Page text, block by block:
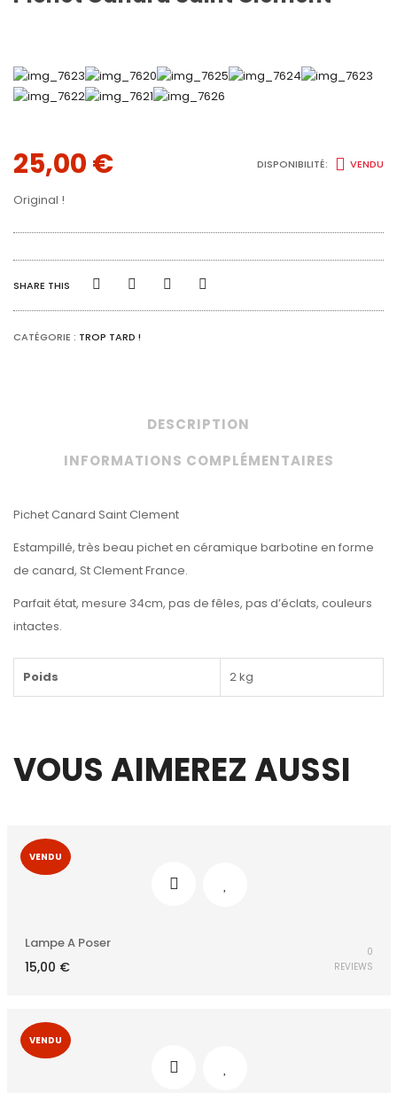
25,00€ DISPONIBILITÉ: VENDU
Original !
SHARE THIS
CATÉGORIE : TROP TARD !
DESCRIPTION
INFORMATIONS COMPLÉMENTAIRES
Pichet Canard Saint Clement
Estampillé, très beau pichet en céramique barbotine en forme
de canard, St Clement France.
Parfait état, mesure 34cm, pas de fêles, pas d’éclats, couleurs
intactes.
Poids 2 kg
VOUS AIMEREZ AUSSI
VENDU
Lampe A Poser
15,00 €
0
REVIEWS
VENDU